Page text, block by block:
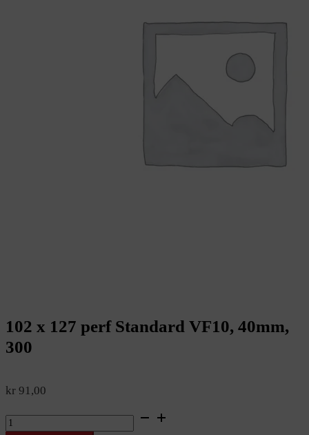
102 x 127 perf Standard VF10, 40mm,
300
kr 91,00
102